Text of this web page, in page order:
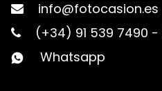
info@fotocasion.es
(+34) 91 539 7490 -
Whatsapp